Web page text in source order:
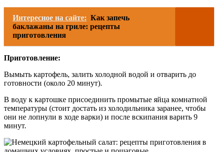
Интересное на сайте: Как запечь
баклажаны на гриле: рецепты
приготовления
Приготовление:
Вымыть картофель, залить холодной водой и отварить до
готовности (около 20 минут).
В воду к картошке присоединить промытые яйца комнатной
температуры (стоит достать из холодильника заранее, чтобы
они не лопнули в ходе варки) и после вскипания варить 9
минут.